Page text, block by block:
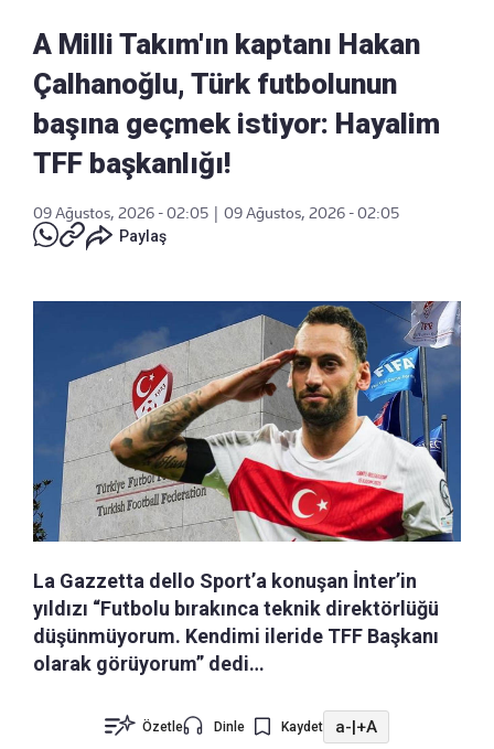
A Milli Takım'ın kaptanı Hakan
Çalhanoğlu, Türk futbolunun
başına geçmek istiyor: Hayalim
TFF başkanlığı!
09 Ağustos, 2026 - 02:05
09 Ağustos, 2026 - 02:05
Paylaş
La Gazzetta dello Sport’a konuşan İnter’in
yıldızı “Futbolu bırakınca teknik direktörlüğü
düşünmüyorum. Kendimi ileride TFF Başkanı
olarak görüyorum” dedi…
Özetle Dinle Kaydet a-|+A